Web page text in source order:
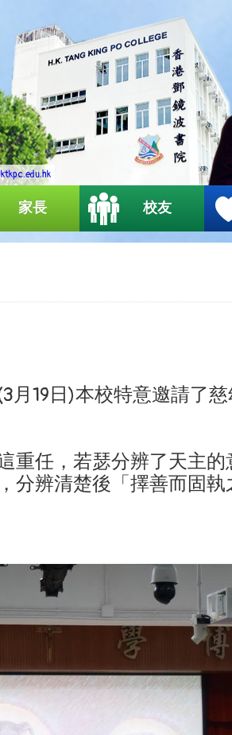
家長 校友
19日)本校特意邀請了
重任，若瑟分辨了天主
辨清楚後「擇善而固執